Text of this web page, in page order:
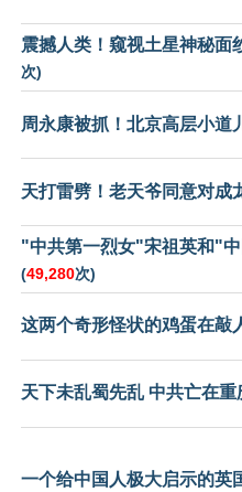
震撼人类！窥视土星神秘面
次)
周永康被抓！北京高层小道
天打雷劈！老天爷同意对成
"中共第一烈女"宋祖英和"
(49,280次)
这两个奇形怪状的鸡蛋在敲
天下未乱蜀先乱 中共亡在重
一个给中国人极大启示的英